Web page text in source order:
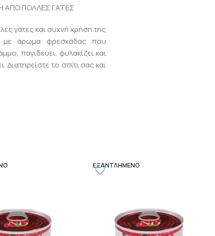
ΑΠΟ ΠΟΛΛΕΣ ΓΑΤΕΣ
γάτες και συχνή χρήση της
με άρωμα φρεσκάδας που
παγιδεύει, φυλακίζει και
το σπίτι σας και
ΕΞΑΝΤΛΗΜΈΝΟ